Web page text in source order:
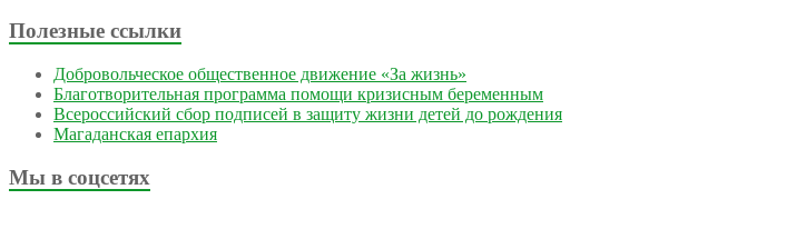
Полезные ссылки
Добровольческое общественное движение «За жизнь»
Благотворительная программа помощи кризисным беременным
Всероссийский сбор подписей в защиту жизни детей до рождения
Магаданская епархия
Мы в соцсетях